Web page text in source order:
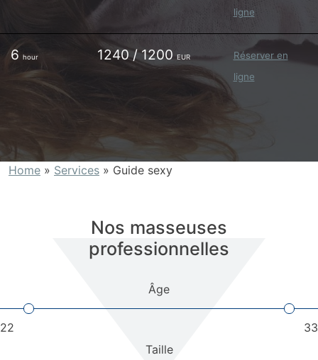
ligne
6 hour 1240 / 1200 EUR
Réserver en
ligne
Home » Services » Guide sexy
Nos masseuses
professionnelles
Âge
22
33
Taille